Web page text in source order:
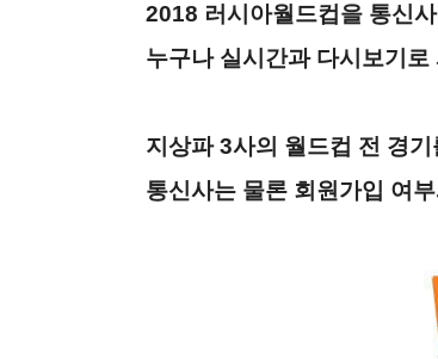
2018 러시아월드컵을 통신사
누구나 실시간과 다시보기로
지상파 3사의 월드컵 전 경기
통신사는 물론 회원가입 여